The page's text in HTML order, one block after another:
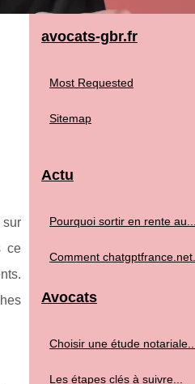
sur
ce
avocats-gbr.fr
Most Requested
Sitemap
Actu
Pourquoi sortir en rente au...
Comment chatgptfrance.net...
Avocats
Choisir une étude notariale...
Les étapes clés à suivre...